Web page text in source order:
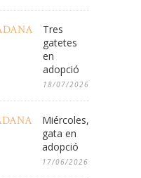
Tres
gatetes
en
adopció
18/07/2026
Miércoles,
gata en
adopció
17/06/2026